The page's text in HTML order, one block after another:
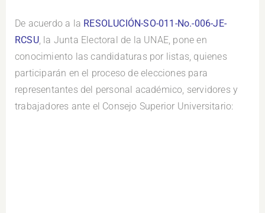
De acuerdo a la RESOLUCIÓN-SO-011-No.-006-JE-
RCSU, la Junta Electoral de la UNAE, pone en
conocimiento las candidaturas por listas, quienes
participarán en el proceso de elecciones para
representantes del personal académico, servidores y
trabajadores ante el Consejo Superior Universitario: